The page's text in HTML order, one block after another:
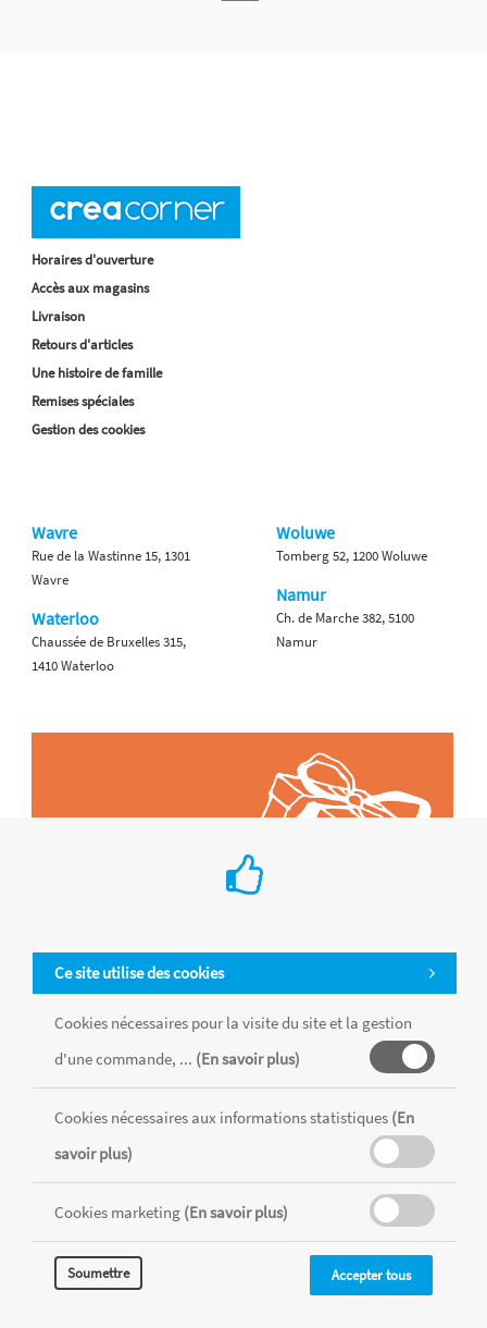
Ce site utilise des cookies
Cookies nécessaires pour la visite du site et la gestion
d'une commande, ... (En savoir plus)
Cookies nécessaires aux informations statistiques (En
savoir plus)
Cookies marketing (En savoir plus)
Soumettre Accepter tous
Horaires d'ouverture
Accès aux magasins
Livraison
Retours d'articles
Une histoire de famille
Remises spéciales
Gestion des cookies
Wavre
Rue de la Wastinne 15, 1301
Wavre
Waterloo
Chaussée de Bruxelles 315,
1410 Waterloo
Woluwe
Tomberg 52, 1200 Woluwe
Namur
Ch. de Marche 382, 5100
Namur
Tous les produits sont vendus dans la limite des stocks disponibles de
chaque magasin, toutes taxes comprises.
CONDITIONS GÉNÉRALES